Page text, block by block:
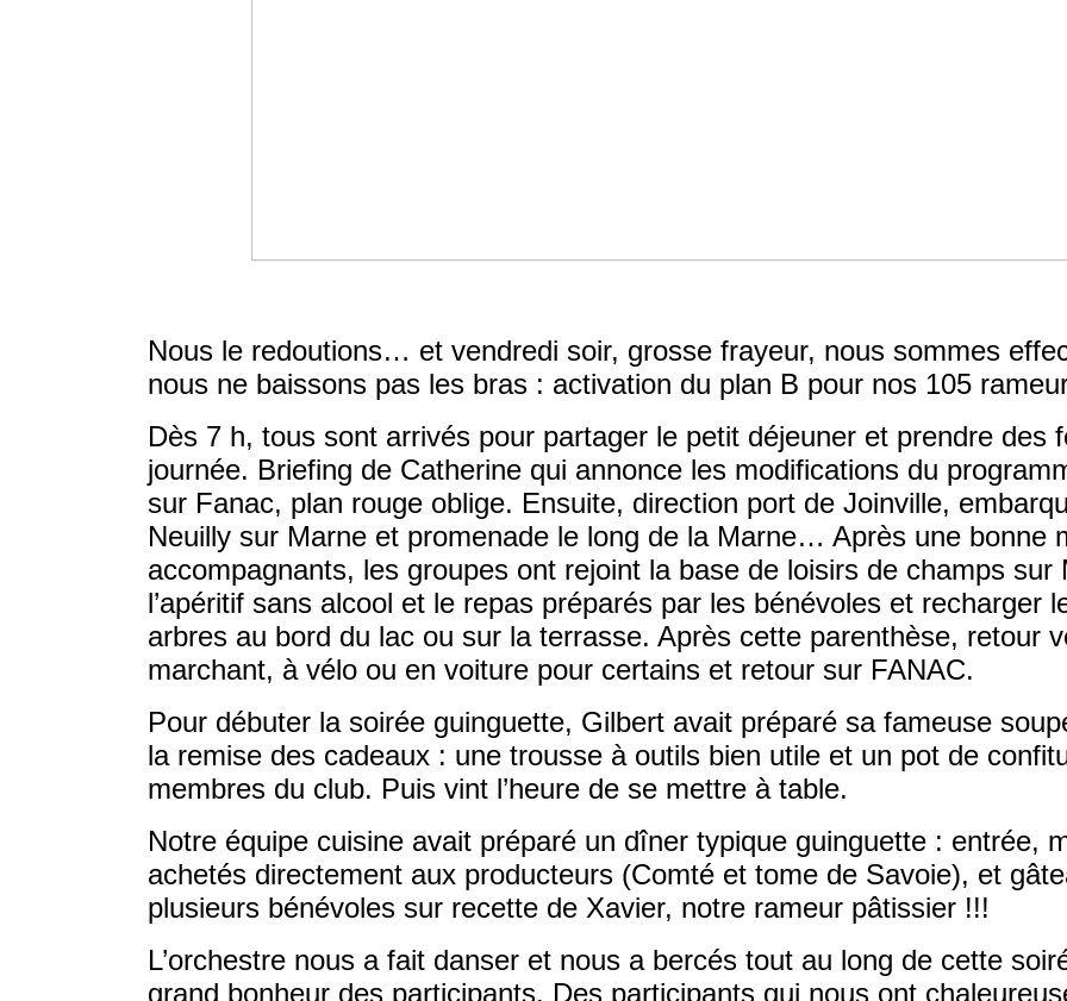
Nous le redoutions… et vendredi soir, grosse frayeur, nous sommes
nous ne baissons pas les bras : activation du plan B pour nos 105
Dès 7 h, tous sont arrivés pour partager le petit déjeuner et prendre des
journée. Briefing de Catherine qui annonce les modifications du
sur Fanac, plan rouge oblige. Ensuite, direction port de Joinville,
Neuilly sur Marne et promenade le long de la Marne… Après une bonne
accompagnants, les groupes ont rejoint la base de loisirs de champs sur
l’apéritif sans alcool et le repas préparés par les bénévoles et recharger
arbres au bord du lac ou sur la terrasse. Après cette parenthèse, retour
marchant, à vélo ou en voiture pour certains et retour sur FANAC.
Pour débuter la soirée guinguette, Gilbert avait préparé sa fameuse
la remise des cadeaux : une trousse à outils bien utile et un pot de
membres du club. Puis vint l’heure de se mettre à table.
Notre équipe cuisine avait préparé un dîner typique guinguette : entrée,
achetés directement aux producteurs (Comté et tome de Savoie), et
plusieurs bénévoles sur recette de Xavier, notre rameur pâtissier !!!
L’orchestre nous a fait danser et nous a bercés tout au long de cette
grand bonheur des participants. Des participants qui nous ont